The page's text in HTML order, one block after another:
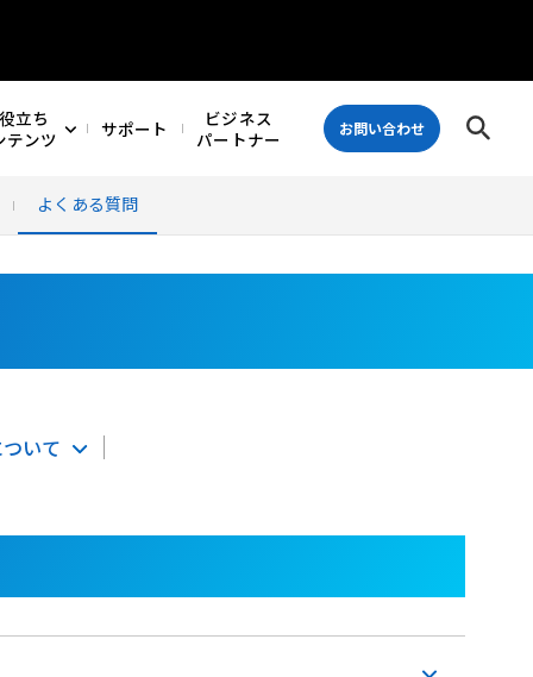
立ち
テンツ
サポート
ビジネス
パートナー
お問い合わせ
よくある質問
いて